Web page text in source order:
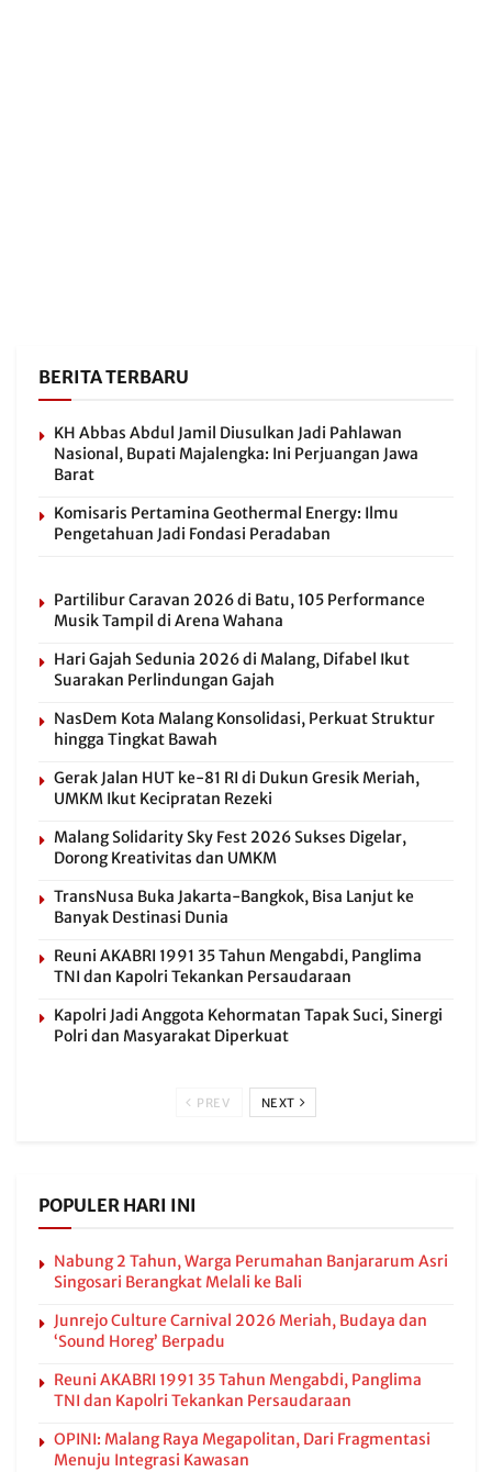
BERITA TERBARU
KH Abbas Abdul Jamil Diusulkan Jadi Pahlawan
Nasional, Bupati Majalengka: Ini Perjuangan Jawa
Barat
Komisaris Pertamina Geothermal Energy: Ilmu
Pengetahuan Jadi Fondasi Peradaban
Partilibur Caravan 2026 di Batu, 105 Performance
Musik Tampil di Arena Wahana
Hari Gajah Sedunia 2026 di Malang, Difabel Ikut
Suarakan Perlindungan Gajah
NasDem Kota Malang Konsolidasi, Perkuat Struktur
hingga Tingkat Bawah
Gerak Jalan HUT ke-81 RI di Dukun Gresik Meriah,
UMKM Ikut Kecipratan Rezeki
Malang Solidarity Sky Fest 2026 Sukses Digelar,
Dorong Kreativitas dan UMKM
TransNusa Buka Jakarta-Bangkok, Bisa Lanjut ke
Banyak Destinasi Dunia
Reuni AKABRI 1991 35 Tahun Mengabdi, Panglima
TNI dan Kapolri Tekankan Persaudaraan
Kapolri Jadi Anggota Kehormatan Tapak Suci, Sinergi
Polri dan Masyarakat Diperkuat
PREV NEXT
POPULER HARI INI
Nabung 2 Tahun, Warga Perumahan Banjararum Asri
Singosari Berangkat Melali ke Bali
Junrejo Culture Carnival 2026 Meriah, Budaya dan
‘Sound Horeg’ Berpadu
Reuni AKABRI 1991 35 Tahun Mengabdi, Panglima
TNI dan Kapolri Tekankan Persaudaraan
OPINI: Malang Raya Megapolitan, Dari Fragmentasi
Menuju Integrasi Kawasan